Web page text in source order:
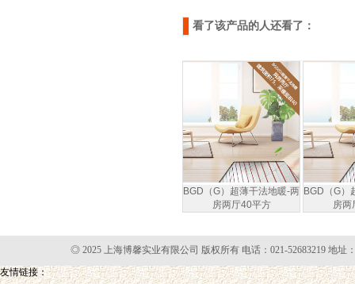
看了该产品的人还看了：
BGD（G）超薄干法地暖-两
房两厅40平方
BGD（G）
房两
◎ 2025 上海博馨实业有限公司 版权所有 电话：021-52683219 地
友情链接：